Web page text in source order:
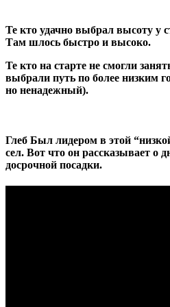
Те кто удачно выбрал высоту у
Там шлось быстро и высоко.
Те кто на старте не смогли
выбрали путь по более низким
но ненадежный).
Глеб Был лидером в этой
сел. Вот что он рассказывает о
досрочной посадки.